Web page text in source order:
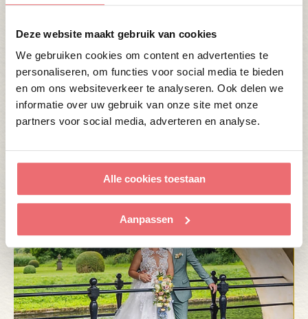
Deze website maakt gebruik van cookies
We gebruiken cookies om content en advertenties te
personaliseren, om functies voor social media te bieden
en om ons websiteverkeer te analyseren. Ook delen we
informatie over uw gebruik van onze site met onze
partners voor social media, adverteren en analyse.
Alle cookies toestaan
Aanpassen
echt een toplocatie en een sprookjesbruiloft”.
alle berichten
Categorie:
Bijeenkomen
Over Swijnenburg
Vieren